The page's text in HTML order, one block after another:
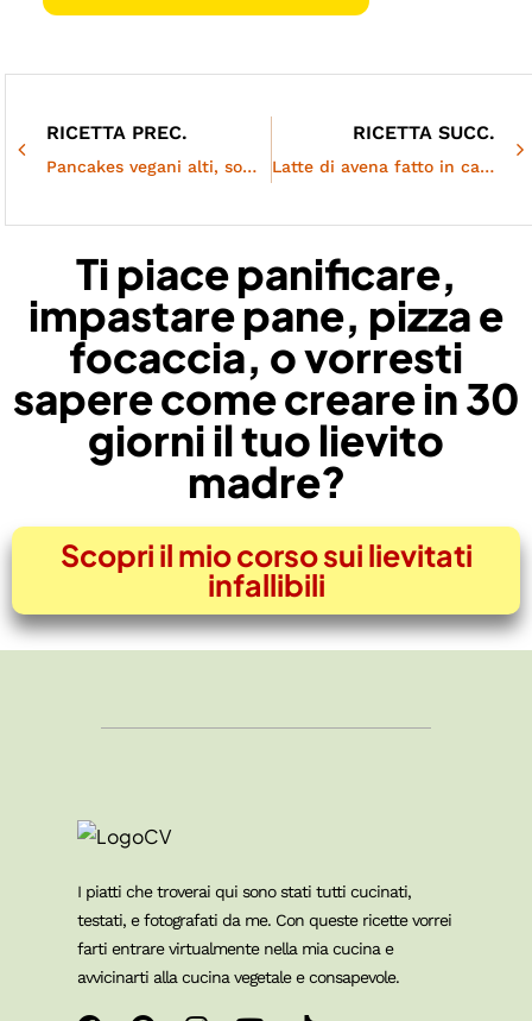
RICETTA PREC.
Pancakes vegani alti, soffici e facili | Svelati i segreti per una riuscita perfetta
RICETTA SUCC.
Latte di avena fatto in casa, facile e buonissimo
Ti piace panificare,
impastare pane, pizza e
focaccia, o vorresti
sapere come creare in 30
giorni il tuo lievito
madre?
Scopri il mio corso sui lievitati
infallibili
I piatti che troverai qui sono stati tutti cucinati,
testati, e fotografati da me. Con queste ricette vorrei
farti entrare virtualmente nella mia cucina e
avvicinarti alla cucina vegetale e consapevole.